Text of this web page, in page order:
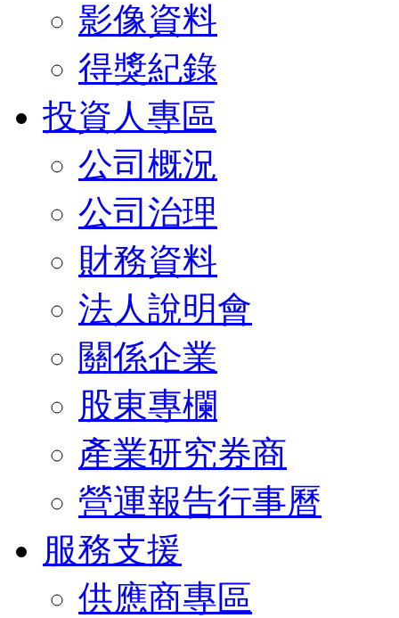
影像資料
得獎紀錄
投資人專區
公司概況
公司治理
財務資料
法人說明會
關係企業
股東專欄
產業研究券商
營運報告行事曆
服務支援
供應商專區